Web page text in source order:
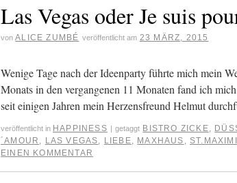
Las Vegas oder Je suis
von ALICE ZUMBÉ veröffentlicht am 23 MÄRZ, 2015
Wenige Tage nach der Ideenparty führte mich mein
Monats in den vergangenen 11 Monaten fand ich
seit einigen Jahren mein Herzensfreund Helmut
veröffentlicht in HAPPINESS | getaggt BISTRO ZICKE,
´AMOUR , LAS VEGAS, LIEBE, MAXHAUS ,
EINEN KOMMENTAR